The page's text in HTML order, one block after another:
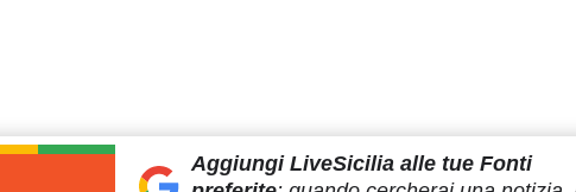
Aggiungi LiveSiciliaalle tue Fonti